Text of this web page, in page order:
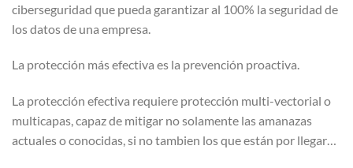
ciberseguridad que pueda garantizar al 100% la seguridad de
los datos de una empresa.
La protección más efectiva es la prevención proactiva.
La protección efectiva requiere protección multi-vectorial o
multicapas, capaz de mitigar no solamente las amanazas
actuales o conocidas, si no tambien los que están por llegar…